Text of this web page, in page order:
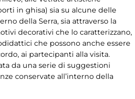
in ghisa) sia su alcune delle
della Serra, sia attraverso la
decorativi che lo caratterizzano,
che possono anche essere
ai partecipanti alla visita.
da una serie di suggestioni
conservate all’interno della